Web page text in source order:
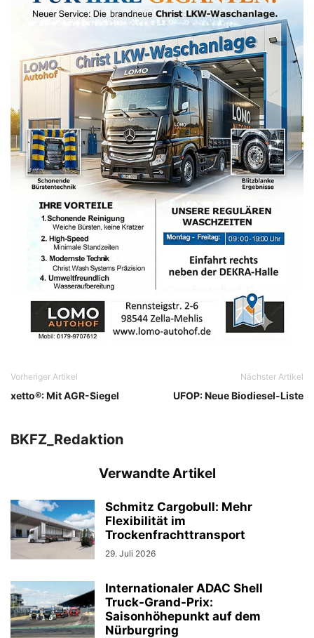
Vorheriger Artikel
xetto®: Mit AGR-Siegel
Nächster Artikel
UFOP: Neue Biodiesel-Liste
BKFZ_Redaktion
Verwandte Artikel
Schmitz Cargobull: Mehr
Flexibilität im
Trockenfrachttransport
29. Juli 2026
Internationaler ADAC Shell
Truck-Grand-Prix:
Saisonhöhepunkt auf dem
Nürburgring